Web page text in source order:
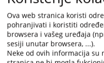
Datum od
Navigate
forward
Datum do
Ova web stranica koristi
pohranjivati i koristiti
browsera i vašeg uređaja
sesiji unutar browsera, ...).
Neke od ovih informacija su